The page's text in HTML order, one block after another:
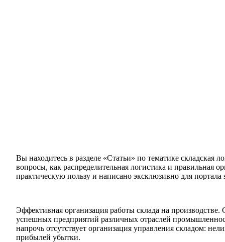
Вы находитесь в разделе «Статьи» по тематике складская
вопросы, как распределительная логистика и правильная
практическую пользу и написано эксклюзивно для
Эффективная организация работы склада на
успешных предприятий различных отраслей
напрочь отсутствует организация управления складом:
прибылей убытки.